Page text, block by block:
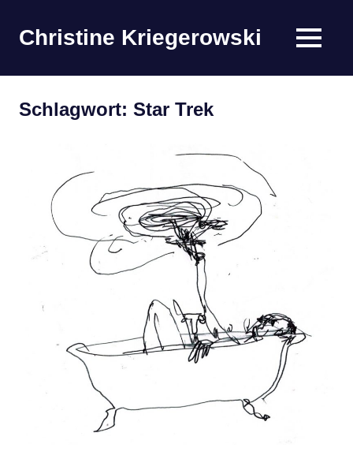
Inhalt
springen
Christine Kriegerowski MENÜ
Schlagwort: Star Trek